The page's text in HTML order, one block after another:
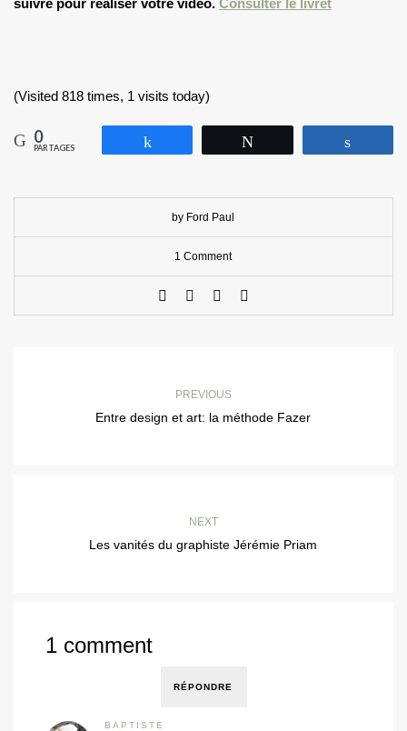
(Visited 818 times, 1 visits today)
0
PARTAGES
by Ford Paul
1 Comment
PREVIOUS
Entre design et art: la méthode Fazer
NEXT
Les vanités du graphiste Jérémie Priam
1 comment
RÉPONDRE
BAPTISTE